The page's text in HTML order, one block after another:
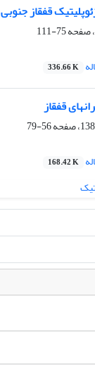
قفقاز جنوبی
75-111
336.66 K
قفقاز
56-79
168.42 K